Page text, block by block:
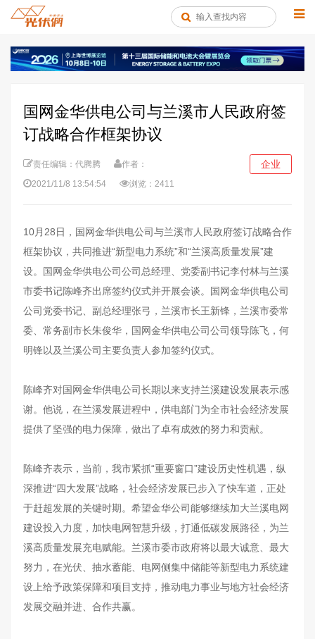
国网金华供电公司与兰溪市人民政府签
订战略合作框架协议
责任编辑：代腾腾
作者：
2021/11/8 13:54:54
浏览：2411
企业
10月28日，国网金华供电公司与兰溪市人民政府签订战略合作
框架协议，共同推进“新型电力系统”和“兰溪高质量发展”建
设。国网金华供电公司公司总经理、党委副书记李付林与兰溪
市委书记陈峰齐出席签约仪式并开展会谈。国网金华供电公司
公司党委书记、副总经理张弓，兰溪市长王新锋，兰溪市委常
委、常务副市长朱俊华，国网金华供电公司公司领导陈飞，何
明锋以及兰溪公司主要负责人参加签约仪式。
陈峰齐对国网金华供电公司长期以来支持兰溪建设发展表示感
谢。他说，在兰溪发展进程中，供电部门为全市社会经济发展
提供了坚强的电力保障，做出了卓有成效的努力和贡献。
陈峰齐表示，当前，我市紧抓“重要窗口”建设历史性机遇，纵
深推进“四大发展”战略，社会经济发展已步入了快车道，正处
于赶超发展的关键时期。希望金华公司能够继续加大兰溪电网
建设投入力度，加快电网智慧升级，打通低碳发展路径，为兰
溪高质量发展充电赋能。兰溪市委市政府将以最大诚意、最大
努力，在光伏、抽水蓄能、电网侧集中储能等新型电力系统建
设上给予政策保障和项目支持，推动电力事业与地方社会经济
发展交融并进、合作共赢。